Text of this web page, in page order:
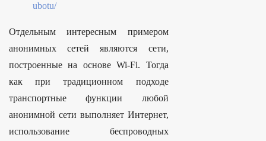
ubotu/
Отдельным интересным примером
анонимных сетей являются сети,
построенные на основе Wi-Fi. Тогда
как при традиционном подходе
транспортные функции любой
анонимной сети выполняет Интернет,
использование беспроводных